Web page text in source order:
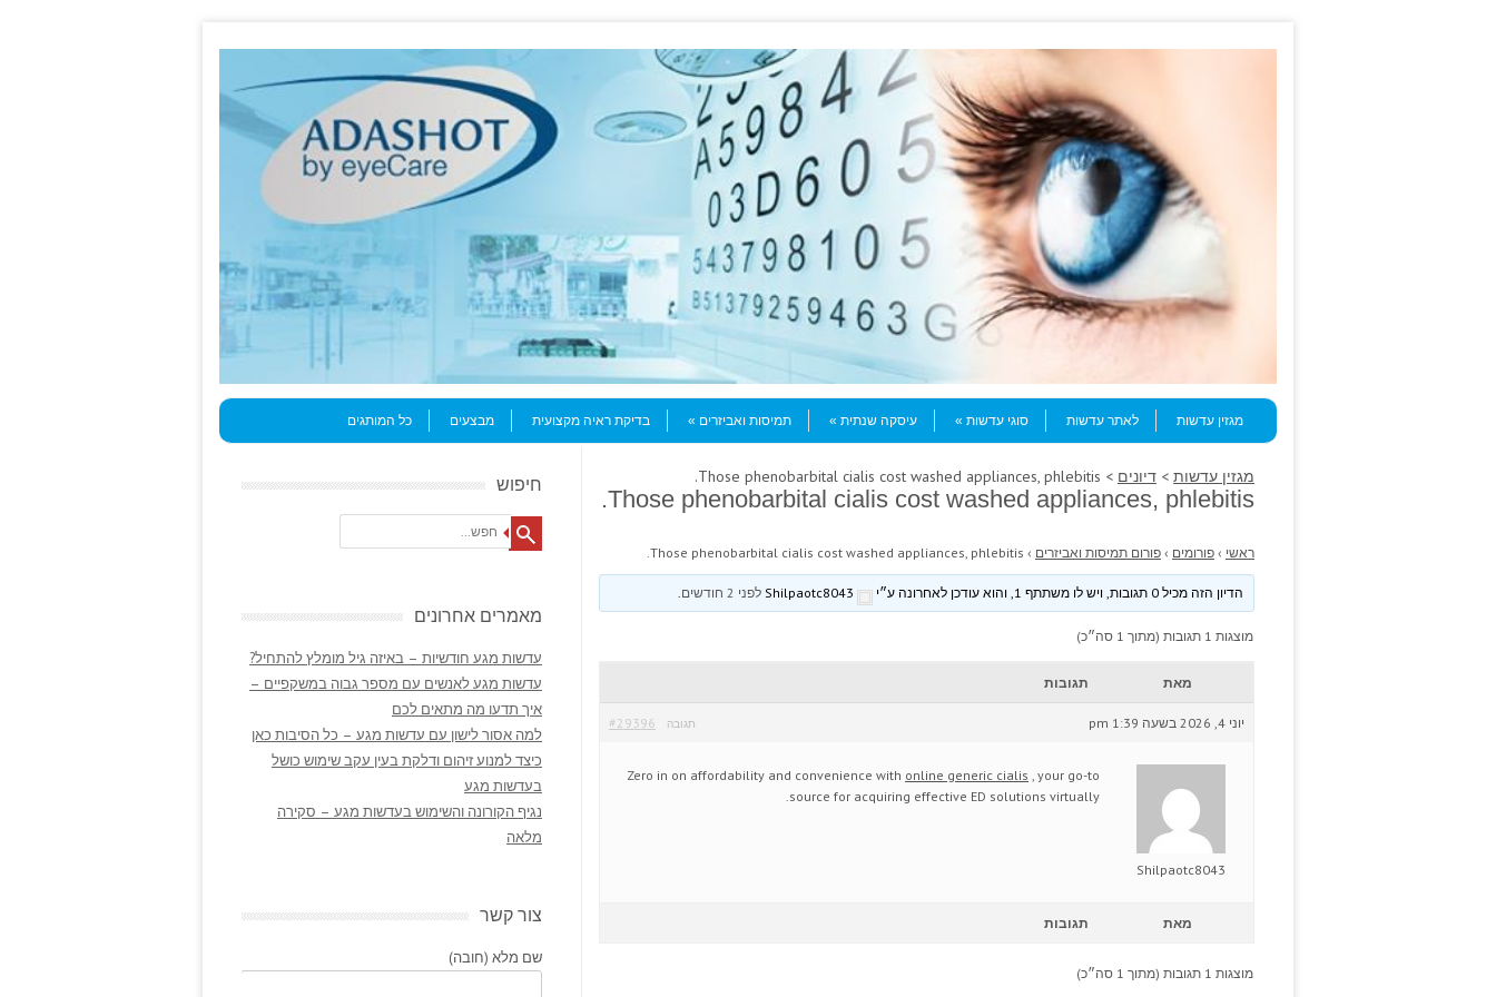
Menu
Skip to content
מגזין עדשות
לאתר עדשות סוגי עדשות עיסקה שנתית תמיסות ואביזרים בדיקת ראיה מקצועית מבצעים כל המותגים
מגזין עדשות > דיונים > Those phenobarbital cialis cost washed appliances, phlebitis.
Those phenobarbital cialis cost washed appliances, phlebitis.
ראשי › פורומים › פורום תמיסות ואביזרים ›
Those phenobarbital cialis cost washed appliances, phlebitis.
הדיון הזה מכיל 0 תגובות, ויש לו משתתף 1, והוא עודכן לאחרונה ע״י לפני 2 חודשים
מוצגות 1 תגובות (מתוך 1 סה״כ)
מאת תגובות
יוני 4, 2026 בשעה 1:39 pm #29396 תגובה
Shilpaotc8043
Zero in on affordability and convenience with online generic cialis , your go-to
source for acquiring effective ED solutions virtually.
מאת תגובות
מוצגות 1 תגובות (מתוך 1 סה״כ)
חיפוש
Search
מאמרים אחרונים
עדשות מגע חודשיות – באיזה גיל מומלץ להתחיל?
עדשות מגע לאנשים עם מספר גבוה במשקפיים –
איך תדעו מה מתאים לכם
למה אסור לישון עם עדשות מגע – כל הסיבות כאן
כיצד למנוע זיהום ודלקת בעין עקב שימוש כושל
בעדשות מגע
נגיף הקורונה והשימוש בעדשות מגע – סקירה
מלאה
צור קשר
שם מלא (חובה)